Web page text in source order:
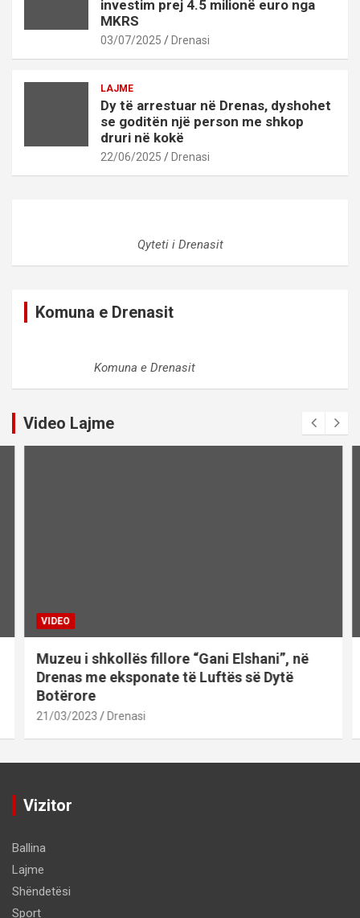
investim prej 4.5 milionë euro nga
MKRS
03/07/2025 Drenasi
LAJME
Dy të arrestuar në Drenas, dyshohet
se goditën një person me shkop
druri në kokë
22/06/2025 Drenasi
Qyteti i Drenasit
Komuna e Drenasit
Komuna e Drenasit
Video Lajme
VIDEO
Muzeu i shkollës fillore “Gani Elshani”, në
Drenas me eksponate të Luftës së Dytë
Botërore
21/03/2023 Drenasi
Vizitor
Ballina
Lajme
Shëndetësi
Sport